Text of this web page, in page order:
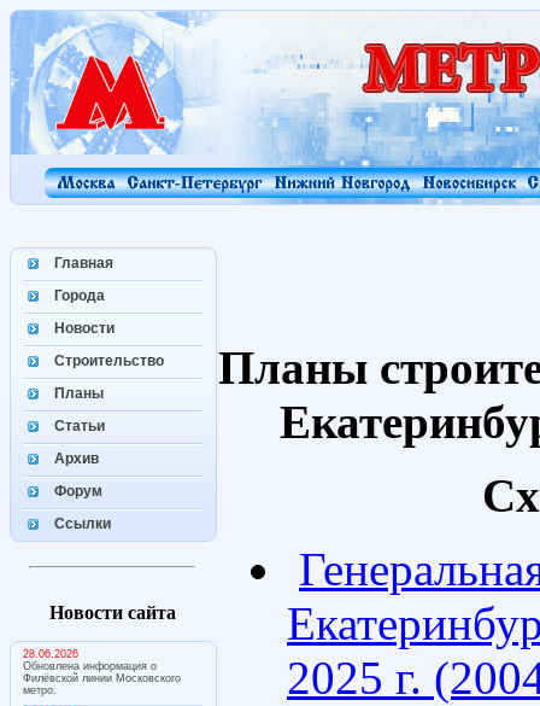
Главная
Города
Новости
Строительство
Планы
Статьи
Архив
Форум
Ссылки
Новости сайта
28.06.2026
Обновлена информация о
Филёвской линии Московского
метро.
Планы
2025 г.